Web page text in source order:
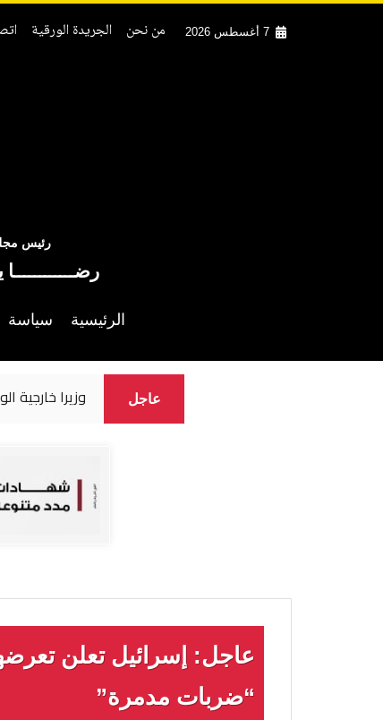
7 أغسطس 2026 من نحن الجريدة الورقية
رئيس
الرئيسية سياسة
عاجل وزيرا خارجية
عاجل: إسرائيل تعلن
“ضربات مدمرة”